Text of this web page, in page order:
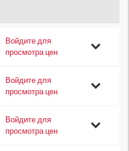
Войдите для
просмотра цен
Войдите для
просмотра цен
Войдите для
просмотра цен